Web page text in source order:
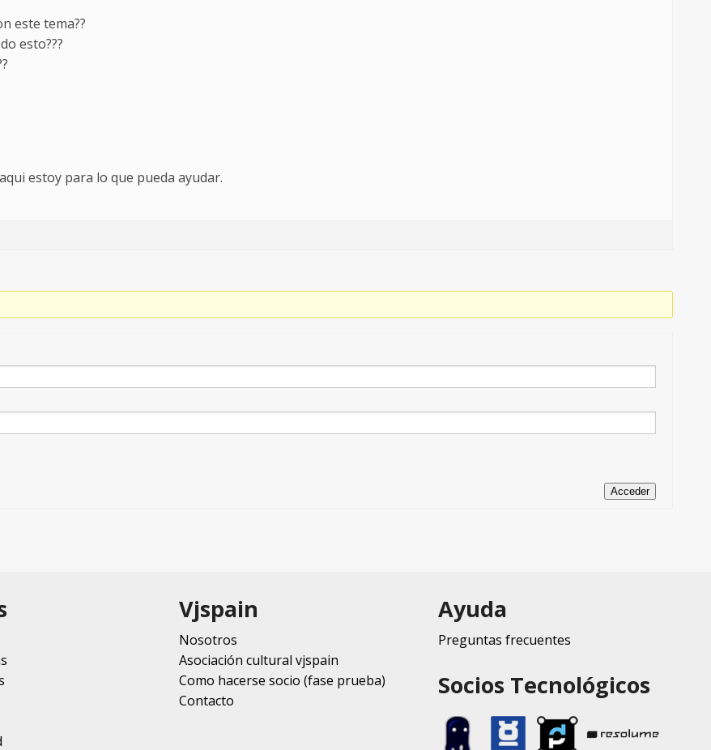
este tema??
esto???
estoy para lo que pueda ayudar.
Acceder
Vjspain
Nosotros
Asociación cultural vjspain
Como hacerse socio (fase prueba)
Contacto
Ayuda
Preguntas frecuentes
Socios Tecnológicos